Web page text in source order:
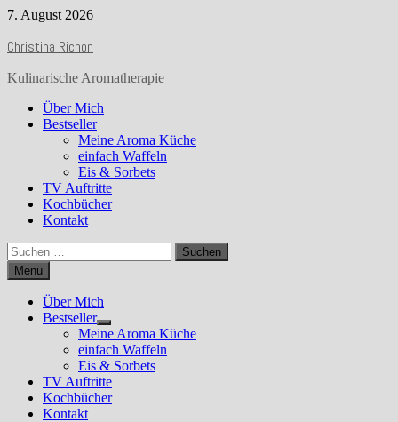
Zurück
Inhalt
7. August 2026
Christina Richon
Kulinarische Aromatherapie
Über Mich
Bestseller
Meine Aroma Küche
einfach Waffeln
Eis & Sorbets
TV Auftritte
Kochbücher
Kontakt
Suchen
nach:
Menü
Über Mich
Bestseller
Show
sub
menu
Meine Aroma Küche
einfach Waffeln
Eis & Sorbets
TV Auftritte
Kochbücher
Kontakt